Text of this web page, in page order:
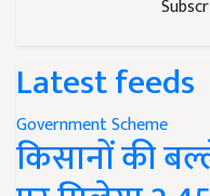
Latest feeds
Government Scheme
किसानों की